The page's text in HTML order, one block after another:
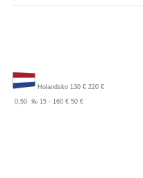
Holandsko 130 € 220 €
0,50 ‰ 15 - 160 € 50 €